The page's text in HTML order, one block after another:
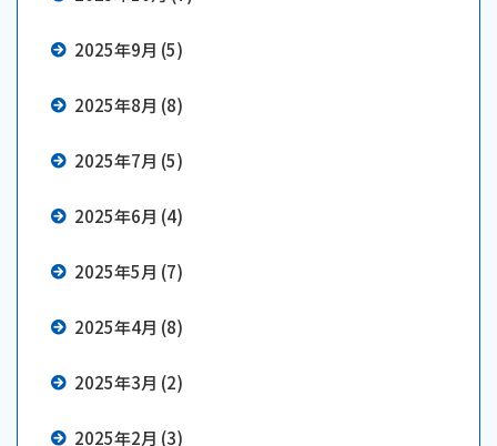
2025年9月 (5)
2025年8月 (8)
2025年7月 (5)
2025年6月 (4)
2025年5月 (7)
2025年4月 (8)
2025年3月 (2)
2025年2月 (3)